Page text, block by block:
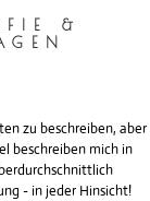
&
zu beschreiben, aber
beschreiben mich in
- in jeder Hinsicht!